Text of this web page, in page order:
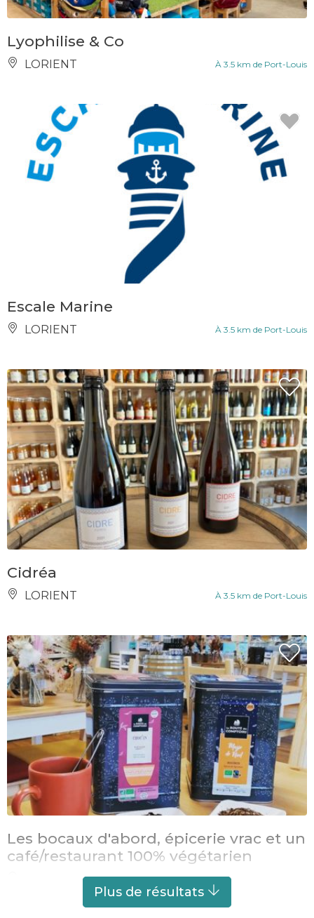
Lyophilise & Co
LORIENT À 3.5 km de Port-Louis
Escale Marine
LORIENT À 3.5 km de Port-Louis
Cidréa
LORIENT À 3.5 km de Port-Louis
Les bocaux d'abord, épicerie vrac et un
café/restaurant 100% végétarien
À 4 km de Port-Louis
Plus de résultats